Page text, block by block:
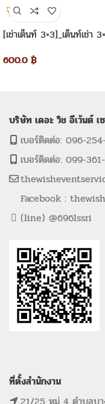
[เช่าเต็นท์ 3×3]_เต็นท์เช่า
600.0 ฿
บริษัท เดอะ วิช อีเว้นต์ เ
เบอร์ติดต่อ: 096-
เบอร์ติดต่อ: 099-
Facebook :
(line) @696lssri
ที่ตั้งสำนักงาน